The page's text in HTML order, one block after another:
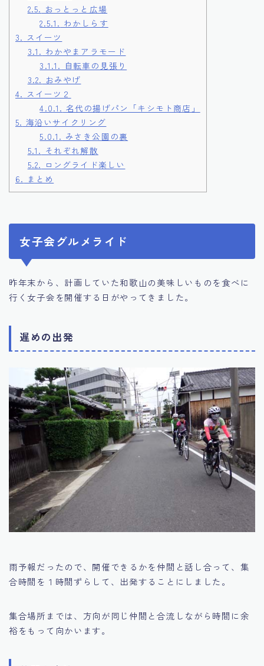
2.5. おっとっと広場
2.5.1. わかしらす
3. スイーツ
3.1. わかやまアラモード
3.1.1. 自転車の見張り
3.2. おみやげ
4. スイーツ２
4.0.1. 名代の揚げパン「キシモト商店」
5. 海沿いサイクリング
5.0.1. みさき公園の裏
5.1. それぞれ解散
5.2. ロングライド楽しい
6. まとめ
女子会グルメライド
昨年末から、計画していた和歌山の美味しいものを食べに
行く女子会を開催する日がやってきました。
遅めの出発
雨予報だったので、開催できるかを仲間と話し合って、集
合時間を１時間ずらして、出発することにしました。
集合場所までは、方向が同じ仲間と合流しながら時間に余
裕をもって向かいます。